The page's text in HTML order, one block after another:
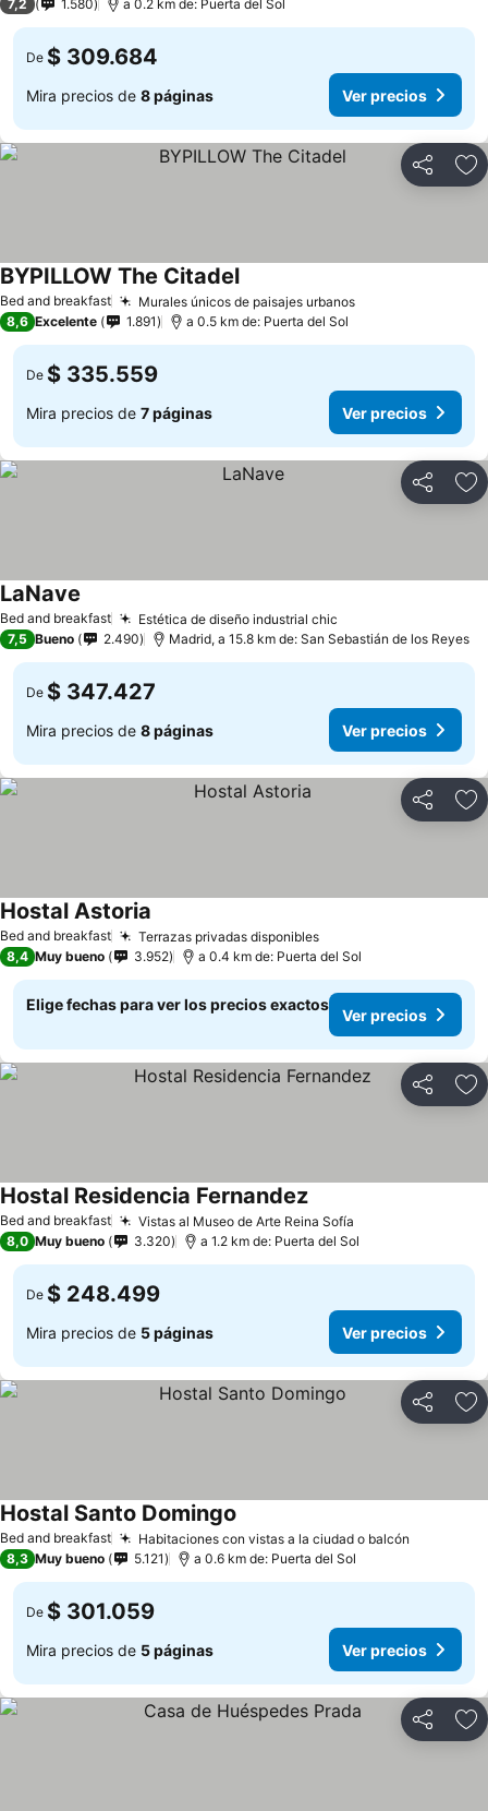
7,2 1.580 a 0.2 km de: Puerta del Sol
De $ 309.684
Mira precios de 8 páginas Ver precios
Compartir
Bed and breakfast Murales únicos de paisajes urbanosVer precios
BYPILLOW The CitadelVer precios
8,6 Excelente 1.891 a 0.5 km de: Puerta del Sol
De $ 335.559
Mira precios de 7 páginas Ver precios
Compartir
Bed and breakfast Estética de diseño industrial chic
LaNave
7,5 Bueno 2.490 Madrid, a 15.8 km de: San Sebastián de los Reyes
De $ 347.427
Mira precios de 8 páginas Ver precios
Compartir
Bed and breakfast Terrazas privadas disponiblesVer precios
Hostal Astoria
8,4 Muy bueno 3.952 a 0.4 km de: Puerta del Sol
Elige fechas para ver los precios exactos
Ver precios
Compartir
Bed and breakfast Vistas al Museo de Arte Reina Sofía
Hostal Residencia FernandezVer precios
8,0 Muy bueno 3.320 a 1.2 km de: Puerta del Sol
De $ 248.499
Mira precios de 5 páginas Ver precios
Compartir
Bed and breakfast Habitaciones con vistas a la ciudad o balcón
Hostal Santo Domingo
8,3 Muy bueno 5.121 a 0.6 km de: Puerta del Sol
De $ 301.059
Mira precios de 5 páginas Ver precios
Compartir